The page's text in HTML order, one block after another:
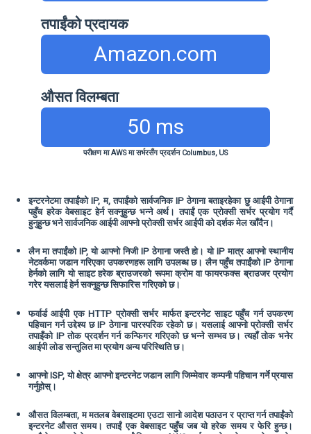
तपाईंको प्रदायक
Amazon.com
औसत विलम्बता
50 ms
परीक्षण मा AWS मा सर्भरसँग प्रदर्शन Columbus, US
इन्टरनेटमा तपाईंको IP, म, तपाईंको सार्वजनिक IP ठेगाना बताइरहेका छु आईपी ठेगाना
पहुँच हरेक वेबसाइट हेर्न सक्नुहुन्छ भन्ने अर्थ। तपाईं एक प्रोक्सी सर्भर प्रयोग गर्दै
हुनुहुन्छ भने सार्वजनिक आईपी आफ्नो प्रोक्सी सर्भर आईपी को दर्शक मेल खाँदैन।
लैन मा तपाईंको IP, यो आफ्नो निजी IP ठेगाना जस्तै हो। यो IP मात्र आफ्नो स्थानीय
नेटवर्कमा जडान गरिएका उपकरणहरू लागि उपलब्ध छ। लैन पहुँच तपाईंको IP ठेगाना
हेर्नको लागि यो साइट हरेक ब्राउजरको रूपमा क्रोम वा फायरफक्स ब्राउजर प्रयोग
गरेर यसलाई हेर्न सक्नुहुन्छ सिफारिस गरिएको छ।
फर्वार्ड आईपी एक HTTP प्रोक्सी सर्भर मार्फत इन्टरनेट साइट पहुँच गर्न उपकरण
पहिचान गर्न उद्देश्य छ IP ठेगाना पारस्परिक रहेको छ। यसलाई आफ्नो प्रोक्सी सर्भर
तपाइँको IP तोक प्रदर्शन गर्न कन्फिगर गरिएको छ भन्ने सम्भव छ। त्यहाँ तोक भनेर
आईपी लोड सन्तुलित मा प्रयोग अन्य परिस्थिति छ।
आफ्नो ISP, यो क्षेत्र आफ्नो इन्टरनेट जडान लागि जिम्मेवार कम्पनी पहिचान गर्ने प्रयास
गर्नुहोस्।
औसत विलम्बता, म मतलब वेबसाइटमा एउटा सानो आदेश पठाउन र प्राप्त गर्न तपाईंको
इन्टरनेट औसत समय। तपाईं एक वेबसाइट पहुँच जब यो हरेक समय र फेरि हुन्छ।